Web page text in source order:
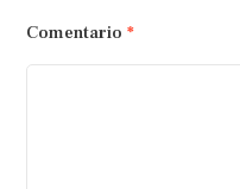
Comentario *